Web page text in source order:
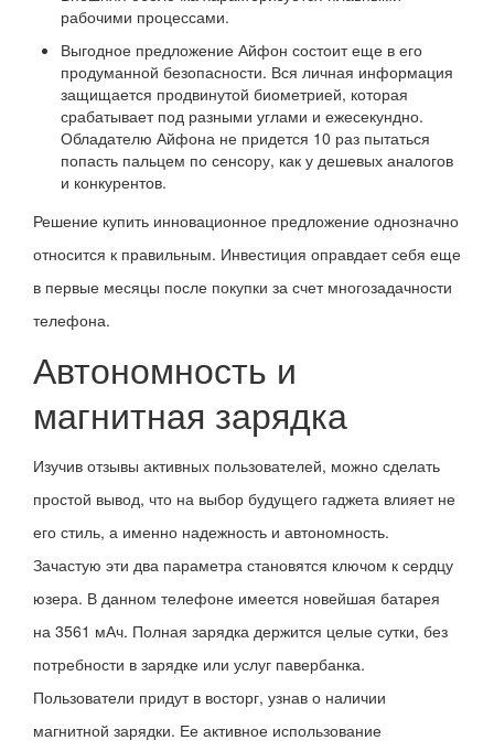
рабочими процессами.
Выгодное предложение Айфон состоит еще в его
продуманной безопасности. Вся личная информация
защищается продвинутой биометрией, которая
срабатывает под разными углами и ежесекундно.
Обладателю Айфона не придется 10 раз пытаться
попасть пальцем по сенсору, как у дешевых аналогов
и конкурентов.
Решение купить инновационное предложение однозначно
относится к правильным. Инвестиция оправдает себя еще
в первые месяцы после покупки за счет многозадачности
телефона.
Автономность и
магнитная зарядка
Изучив отзывы активных пользователей, можно сделать
простой вывод, что на выбор будущего гаджета влияет не
его стиль, а именно надежность и автономность.
Зачастую эти два параметра становятся ключом к сердцу
юзера. В данном телефоне имеется новейшая батарея
на 3561 мАч. Полная зарядка держится целые сутки, без
потребности в зарядке или услуг павербанка.
Пользователи придут в восторг, узнав о наличии
магнитной зарядки. Ее активное использование